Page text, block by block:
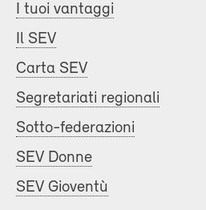
I tuoi vantaggi
Il SEV
Carta SEV
Segretariati regionali
Sotto-federazioni
SEV Donne
SEV Gioventù